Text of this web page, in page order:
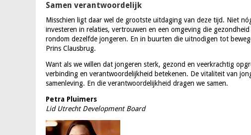
Samen verantwoordelijk
Misschien ligt daar wel de grootste uitdaging van deze tijd. Niet
investeren in relaties, vertrouwen en een omgeving die
rondom dezelfde jongeren. En in buurten die uitnodigen tot
Prins Clausbrug.
Want als we willen dat jongeren sterk, gezond en veerkrachtig
verbinding en verantwoordelijkheid betekenen. De vitaliteit van
samenleving. En die verantwoordelijkheid dragen we samen.
Petra Pluimers
Lid Utrecht Development Board